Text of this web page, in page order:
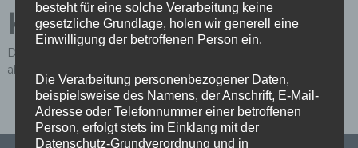
Kommentar
Du musst
abzugeben.
besteht für eine solche Verarbeitung keine
gesetzliche Grundlage, holen wir generell eine
Einwilligung der betroffenen Person ein.
Die Verarbeitung personenbezogener Daten,
beispielsweise des Namens, der Anschrift, E-Mail-
Adresse oder Telefonnummer einer betroffenen
Person, erfolgt stets im Einklang mit der
Datenschutz-Grundverordnung und in